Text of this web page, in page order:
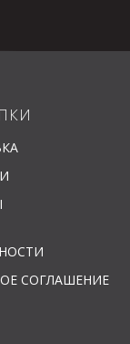
СОГЛАШЕНИЕ